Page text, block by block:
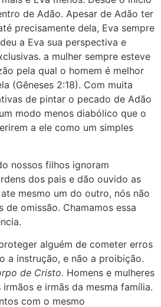
de Adão. Apesar de Adão ter
precisamente dela, Eva sempre
a Eva sua perspectiva e
a mulher sempre esteve
pela qual o homem é melhor
(Gêneses 2:18). Com muita
de pintar o pecado de Adão
modo menos diabólico que o
a ele como um simples
nossos filhos ignoram
dos pais e dão ouvido as
mesmo um do outro, nós não
de omissão. Chamamos essa
alguém de cometer erros
a instrução, e não a proibição.
de Cristo. Homens e mulheres
e irmãs da mesma família.
com o mesmo